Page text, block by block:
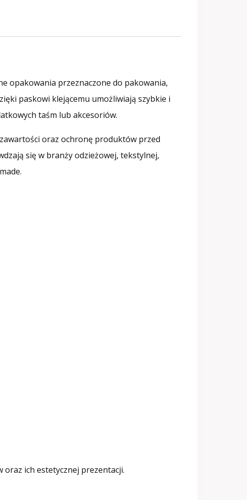
opakowania przeznaczone do pakowania,
paskowi klejącemu umożliwiają szybkie i
taśm lub akcesoriów.
oraz ochronę produktów przed
się w branży odzieżowej, tekstylnej,
oraz ich estetycznej prezentacji.